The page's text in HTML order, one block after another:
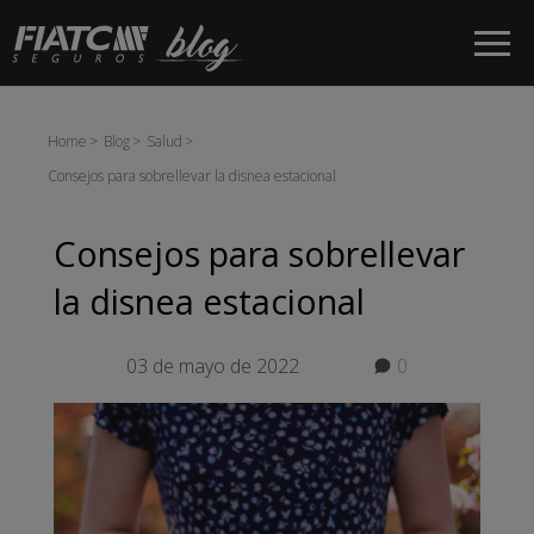
Saltar al contenido principal
Home Blog
Salud
Consejos para sobrellevar la disnea estacional
Consejos para sobrellevar
la disnea estacional
03 de mayo de 2022 0